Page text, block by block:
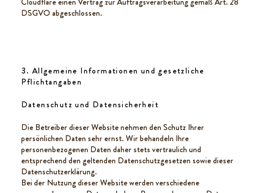
DSGVO abgeschlossen.
3. Allgemeine Informationen und gesetzliche
Pflichtangaben
Datenschutz und Datensicherheit
Die Betreiber dieser Website nehmen den Schutz Ihrer
persönlichen Daten sehr ernst. Wir behandeln Ihre
personenbezogenen Daten daher stets vertraulich und
entsprechend den geltenden Datenschutzgesetzen sowie dieser
Datenschutzerklärung.
Bei der Nutzung dieser Website werden verschiedene